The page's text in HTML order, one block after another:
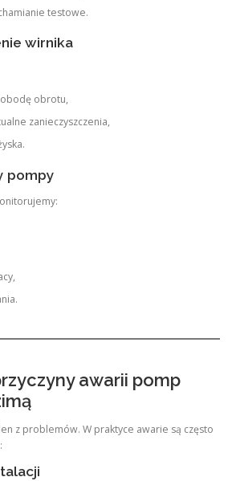
testowe.
wirnika
obrotu,
zanieczyszczenia,
pompy
awarii pomp
z problemów. W praktyce awarie są często